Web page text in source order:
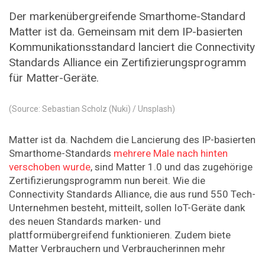
Der markenübergreifende Smarthome-Standard
Matter ist da. Gemeinsam mit dem IP-basierten
Kommunikationsstandard lanciert die Connectivity
Standards Alliance ein Zertifizierungsprogramm
für Matter-Geräte.
(Source: Sebastian Scholz (Nuki) / Unsplash)
Matter ist da. Nachdem die Lancierung des IP-basierten
Smarthome-Standards mehrere Male nach hinten
verschoben wurde, sind Matter 1.0 und das zugehörige
Zertifizierungsprogramm nun bereit. Wie die
Connectivity Standards Alliance, die aus rund 550 Tech-
Unternehmen besteht, mitteilt, sollen IoT-Geräte dank
des neuen Standards marken- und
plattformübergreifend funktionieren. Zudem biete
Matter Verbrauchern und Verbraucherinnen mehr